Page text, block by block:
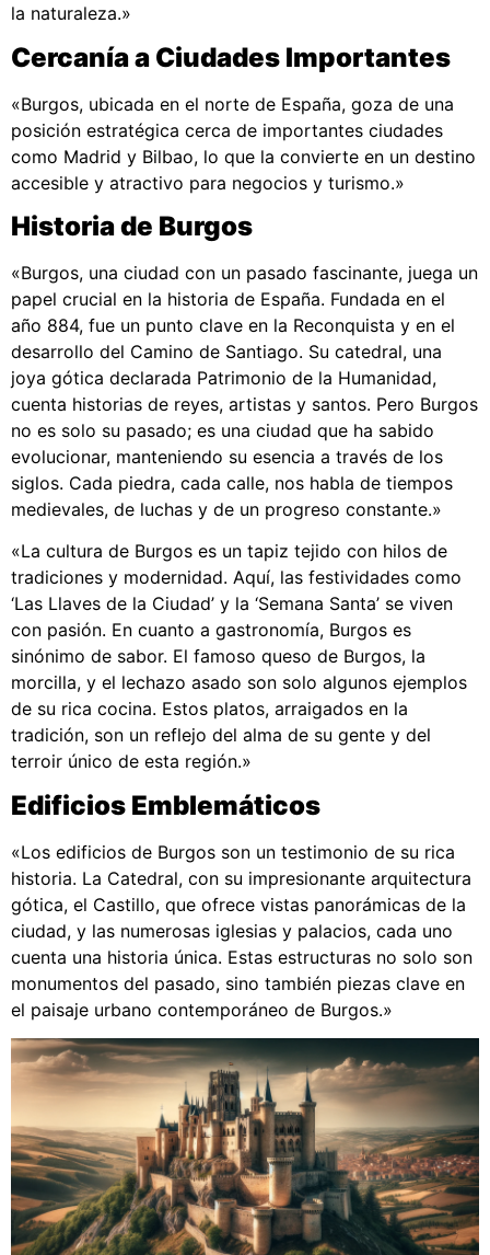
la naturaleza.»
Cercanía a Ciudades Importantes
«Burgos, ubicada en el norte de España, goza de una
posición estratégica cerca de importantes ciudades
como Madrid y Bilbao, lo que la convierte en un destino
accesible y atractivo para negocios y turismo.»
Historia de Burgos
«Burgos, una ciudad con un pasado fascinante, juega un
papel crucial en la historia de España. Fundada en el
año 884, fue un punto clave en la Reconquista y en el
desarrollo del Camino de Santiago. Su catedral, una
joya gótica declarada Patrimonio de la Humanidad,
cuenta historias de reyes, artistas y santos. Pero Burgos
no es solo su pasado; es una ciudad que ha sabido
evolucionar, manteniendo su esencia a través de los
siglos. Cada piedra, cada calle, nos habla de tiempos
medievales, de luchas y de un progreso constante.»
«La cultura de Burgos es un tapiz tejido con hilos de
tradiciones y modernidad. Aquí, las festividades como
‘Las Llaves de la Ciudad’ y la ‘Semana Santa’ se viven
con pasión. En cuanto a gastronomía, Burgos es
sinónimo de sabor. El famoso queso de Burgos, la
morcilla, y el lechazo asado son solo algunos ejemplos
de su rica cocina. Estos platos, arraigados en la
tradición, son un reflejo del alma de su gente y del
terroir único de esta región.»
Edificios Emblemáticos
«Los edificios de Burgos son un testimonio de su rica
historia. La Catedral, con su impresionante arquitectura
gótica, el Castillo, que ofrece vistas panorámicas de la
ciudad, y las numerosas iglesias y palacios, cada uno
cuenta una historia única. Estas estructuras no solo son
monumentos del pasado, sino también piezas clave en
el paisaje urbano contemporáneo de Burgos.»